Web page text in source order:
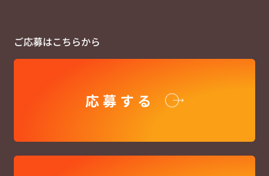
ご応募はこちらから
応募する